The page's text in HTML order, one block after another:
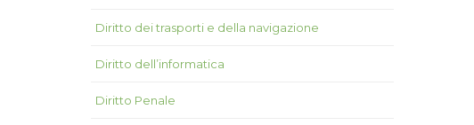
Diritto dei trasporti e della navigazione
Diritto dell’informatica
Diritto Penale